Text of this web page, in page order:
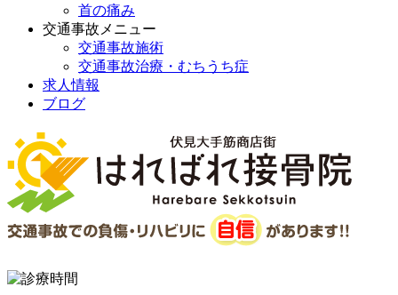
首の痛み
交通事故メニュー
交通事故施術
交通事故治療・むちうち症
求人情報
ブログ